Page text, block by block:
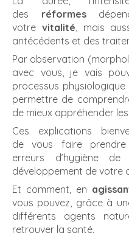
des réformes
votre vitalité, mais
antécédents et des
Par observation
avec vous, je vais
processus
permettre de
de mieux appréhender
Ces explications
de vous faire prendre
erreurs d’hygiène
développement de votre
Et comment, en
vous pouvez, grâce à
différents agents
retrouver la santé.